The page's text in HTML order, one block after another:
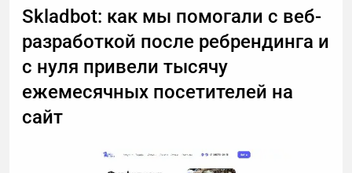
Skladbot: как мы помогали с веб-
разработкой после ребрендинга и
с нуля привели тысячу
ежемесячных посетителей на
сайт